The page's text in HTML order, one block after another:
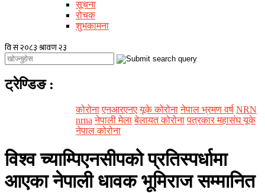
सूचना
रोचक
शुभकामना
ट्रेण्डिङ :
कोरोना एनआरएनए यूके कोरोना नेपाल भ्रमण वर्ष NRN
nrna नेपाली मेला बेलायत कोरोना पत्रकार महासंघ यूके
नेपाल कोरोना
विश्व च्याम्पिएनसीपको प्रतिस्पर्धामा
आएका नेपाली धावक भूमिराज सम्मानित